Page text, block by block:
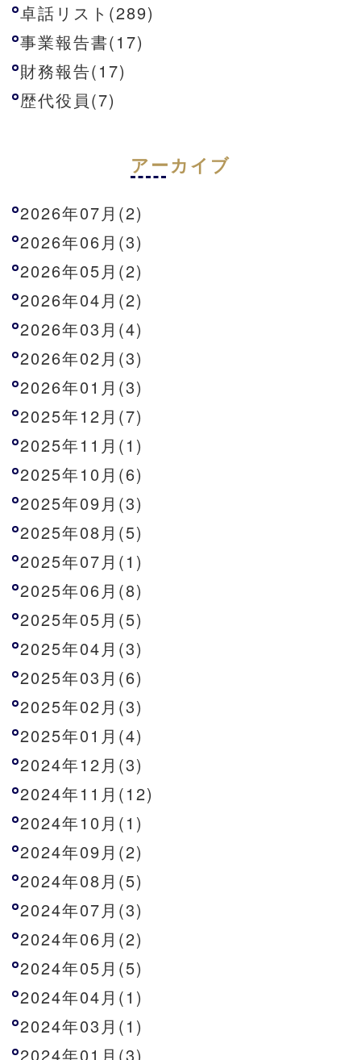
卓話リスト(289)
事業報告書(17)
財務報告(17)
歴代役員(7)
アーカイブ
2026年07月(2)
2026年06月(3)
2026年05月(2)
2026年04月(2)
2026年03月(4)
2026年02月(3)
2026年01月(3)
2025年12月(7)
2025年11月(1)
2025年10月(6)
2025年09月(3)
2025年08月(5)
2025年07月(1)
2025年06月(8)
2025年05月(5)
2025年04月(3)
2025年03月(6)
2025年02月(3)
2025年01月(4)
2024年12月(3)
2024年11月(12)
2024年10月(1)
2024年09月(2)
2024年08月(5)
2024年07月(3)
2024年06月(2)
2024年05月(5)
2024年04月(1)
2024年03月(1)
2024年01月(3)